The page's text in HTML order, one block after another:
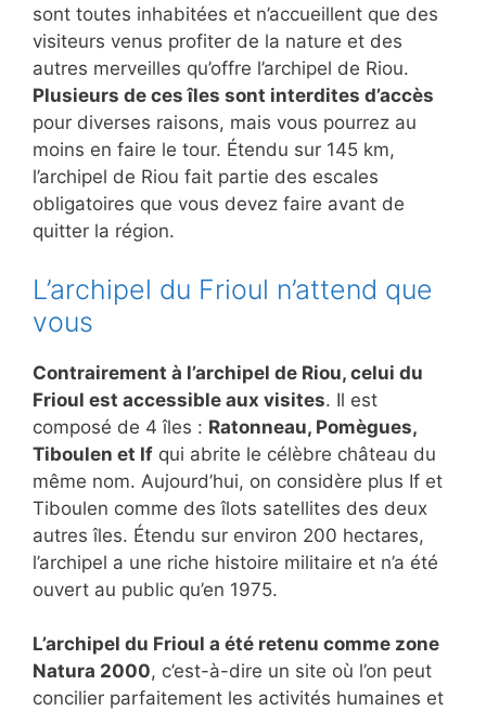
sont toutes inhabitées et n’accueillent que des
visiteurs venus profiter de la nature et des
autres merveilles qu’offre l’archipel de Riou.
Plusieurs de ces îles sont interdites d’accès
pour diverses raisons, mais vous pourrez au
moins en faire le tour. Étendu sur 145 km,
l’archipel de Riou fait partie des escales
obligatoires que vous devez faire avant de
quitter la région.
L’archipel du Frioul n’attend que
vous
Contrairement à l’archipel de Riou, celui du
Frioul est accessible aux visites. Il est
composé de 4 îles : Ratonneau, Pomègues,
Tiboulen et If qui abrite le célèbre château du
même nom. Aujourd’hui, on considère plus If et
Tiboulen comme des îlots satellites des deux
autres îles. Étendu sur environ 200 hectares,
l’archipel a une riche histoire militaire et n’a été
ouvert au public qu’en 1975.
L’archipel du Frioul a été retenu comme zone
Natura 2000, c’est-à-dire un site où l’on peut
concilier parfaitement les activités humaines et